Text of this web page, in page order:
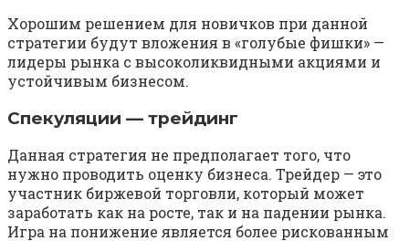
Хорошим решением для новичков при данной
стратегии будут вложения в «голубые фишки» —
лидеры рынка с высоколиквидными акциями и
устойчивым бизнесом.
Спекуляции — трейдинг
Данная стратегия не предполагает того, что
нужно проводить оценку бизнеса. Трейдер — это
участник биржевой торговли, который может
заработать как на росте, так и на падении рынка.
Игра на понижение является более рискованным